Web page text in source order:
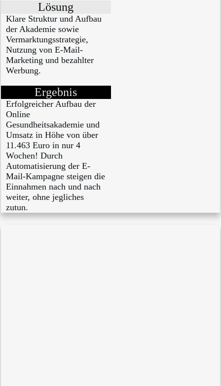
Lösung
Klare Struktur und Aufbau
der Akademie sowie
Vermarktungsstrategie,
Nutzung von E-Mail-
Marketing und bezahlter
Werbung.
Ergebnis
Erfolgreicher Aufbau der
Online
Gesundheitsakademie und
Umsatz in Höhe von über
11.463 Euro in nur 4
Wochen! Durch
Automatisierung der E-
Mail-Kampagne steigen die
Einnahmen nach und nach
weiter, ohne jegliches
zutun.